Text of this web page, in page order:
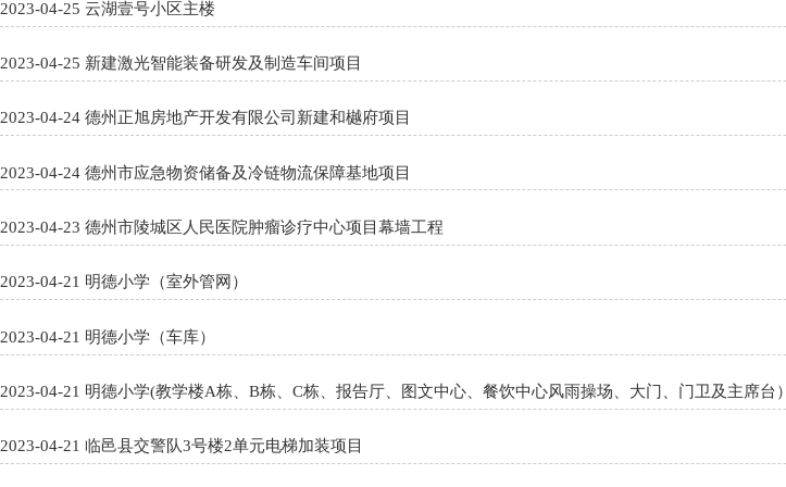
2023-04-25 云湖壹号小区主楼
2023-04-25 新建激光智能装备研发及制造车间项目
2023-04-24 德州正旭房地产开发有限公司新建和樾府项目
2023-04-24 德州市应急物资储备及冷链物流保障基地项目
2023-04-23 德州市陵城区人民医院肿瘤诊疗中心项目幕墙工程
2023-04-21 明德小学（室外管网）
2023-04-21 明德小学（车库）
2023-04-21 明德小学(教学楼A栋、B栋、C栋、报告厅、图文中心、餐饮中心风雨操场、大门、门卫及主席台）
2023-04-21 临邑县交警队3号楼2单元电梯加装项目